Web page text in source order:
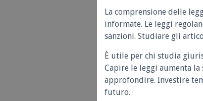
La comprensione delle
informate. Le leggi
sanzioni. Studiare gli
È utile per chi studia
Capire le leggi aumenta
approfondire. Investire
futuro.